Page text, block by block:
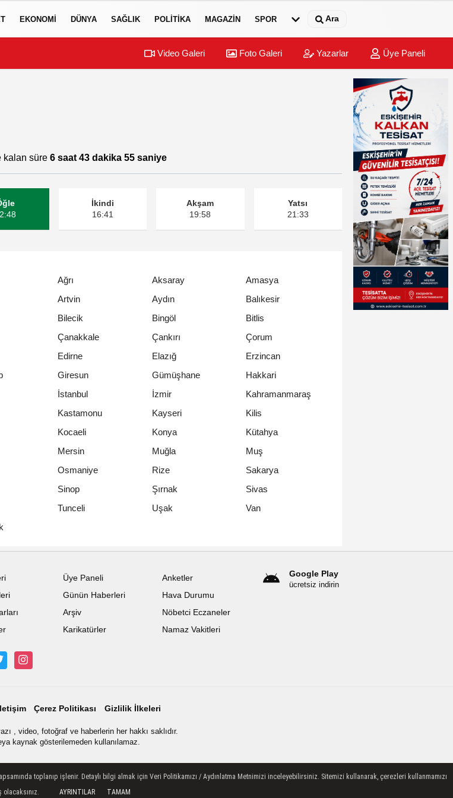
EKONOMI DÜNYA SAĞLIK POLITIKA MAGAZIN SPOR Ara
Video Galeri Foto Galeri Yazarlar Üye Paneli
kalan süre 6 saat 43 dakika 55 saniye
İkindi
16:41
Akşam
19:58
Yatsı
21:33
Ağrı Aksaray
Amasya
Artvin Aydın
Balıkesir
Bilecik Bingöl
Bitlis
Çanakkale Çankırı
Çorum
Edirne Elazığ
Erzincan
Giresun Gümüşhane
Hakkari
İstanbul İzmir
Kahramanmaraş
Kastamonu Kayseri
Kilis
Kocaeli Konya
Kütahya
Mersin Muğla
Muş
Osmaniye Rize
Sakarya
Sinop Şırnak
Sivas
Tunceli Uşak
Van
Üye Paneli
Günün Haberleri
Arşiv
Karikatürler
Anketler
Hava Durumu
Nöbetci Eczaneler
Namaz Vakitleri
Google Play
ücretsiz indirin
Çerez Politikası Gizlilik İlkeleri
, video, fotoğraf ve haberlerin her hakkı saklıdır.
kaynak gösterilemeden kullanılamaz.
toplanıp işlenir. Detaylı bilgi almak için Veri Politikamızı / Aydınlatma Metnimizi inceleyebilirsiniz. Sitemizi kullanarak, çerezleri kullanmamızı
AYRINTILAR TAMAM